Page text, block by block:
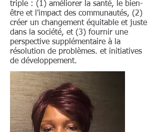
triple : (1) améliorer la santé, le bien-
être et l'impact des communautés, (2)
créer un changement équitable et juste
dans la société, et (3) fournir une
perspective supplémentaire à la
résolution de problèmes. et initiatives
de développement.